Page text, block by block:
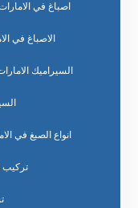
اصباغ في
الاصباغ في
السيراميك
انواع الصبغ في
تركيب